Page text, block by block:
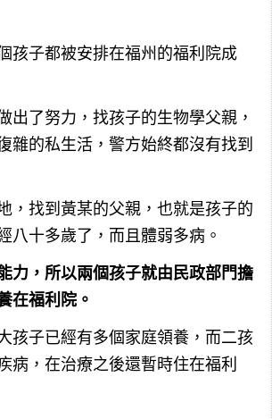
孩子都被安排在福州的福利院成
出了努力，找孩子的生物學父親，
雜的私生活，警方始終都沒有找到
，找到黃某的父親，也就是孩子的
八十多歲了，而且體弱多病。
力，所以兩個孩子就由民政部門擔
在福利院。
孩子已經有多個家庭領養，而二孩
病，在治療之後還暫時住在福利